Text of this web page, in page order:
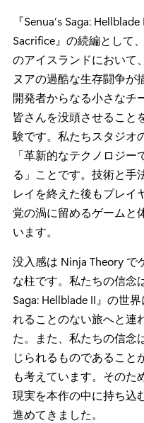
『Senua’s Saga:
Sacrifice』の続編として
のアイスランドにおいて
ヌアの過酷な生存闘争が
開発者からなる小さなチ
皆さんを没頭させること
験です。私たちスタジオ
「革新的なテクノロジ
る」ことです。技術と手
レイを終えた後もプレイ
覚の渦に留めるゲームと
います。
没入感は Ninja Theory で
な柱です。私たちの信念
Saga: Hellblade II』の世
れることのない旅へと連
た。また、私たちの信念
じられるものであること
も考えています。そのた
現実を本作の中に持ち込
進めてきました。